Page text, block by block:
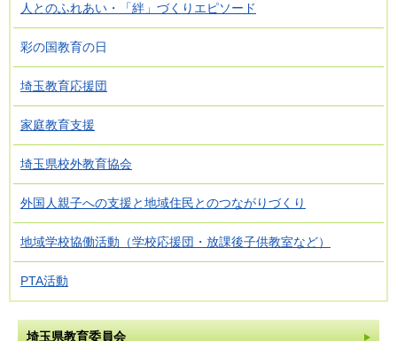
人とのふれあい・「絆」づくりエピソード
彩の国教育の日
埼玉教育応援団
家庭教育支援
埼玉県校外教育協会
外国人親子への支援と地域住民とのつながりづくり
地域学校協働活動（学校応援団・放課後子供教室など）
PTA活動
埼玉県教育委員会